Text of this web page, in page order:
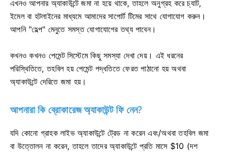
এখনও আপনার অ্যাকাউন্টে জমা না হয়ে থাকে, তাহলে অনুগ্রহ করে চ্যাট,
ইমেল বা হটলাইনের মাধ্যমে আমাদের সাপোর্ট টিমের সাথে যোগাযোগ করুন।
আপনি "হেল্প" মেনুতে সমস্ত যোগাযোগের তথ্য পাবেন।
কখনও কখনও পেমেন্ট সিস্টেমে কিছু সমস্যা দেখা দেয়। এই ধরনের
পরিস্থিতিতে, তহবিল হয় পেমেন্ট পদ্ধতিতে ফেরত পাঠানো হয় অথবা
অ্যাকাউন্টে দেরিতে জমা হয়।
আপনারা কি ব্রোকারেজ অ্যাকাউন্ট ফি নেন?
যদি কোনো গ্রাহক লাইভ অ্যাকাউন্টে ট্রেড না করেন এবং/অথবা তহবিল জমা
বা উত্তোলন না করেন, তাহলে তাদের অ্যাকাউন্টে প্রতি মাসে $10 (দশ